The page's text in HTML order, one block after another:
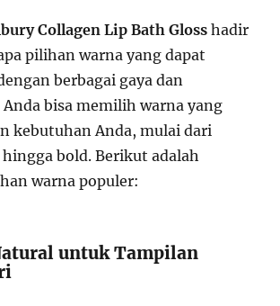
Collagen Lip Bath Gloss hadir
pilihan warna yang dapat
berbagai gaya dan
bisa memilih warna yang
kebutuhan Anda, mulai dari
bold. Berikut adalah
warna populer:
untuk Tampilan